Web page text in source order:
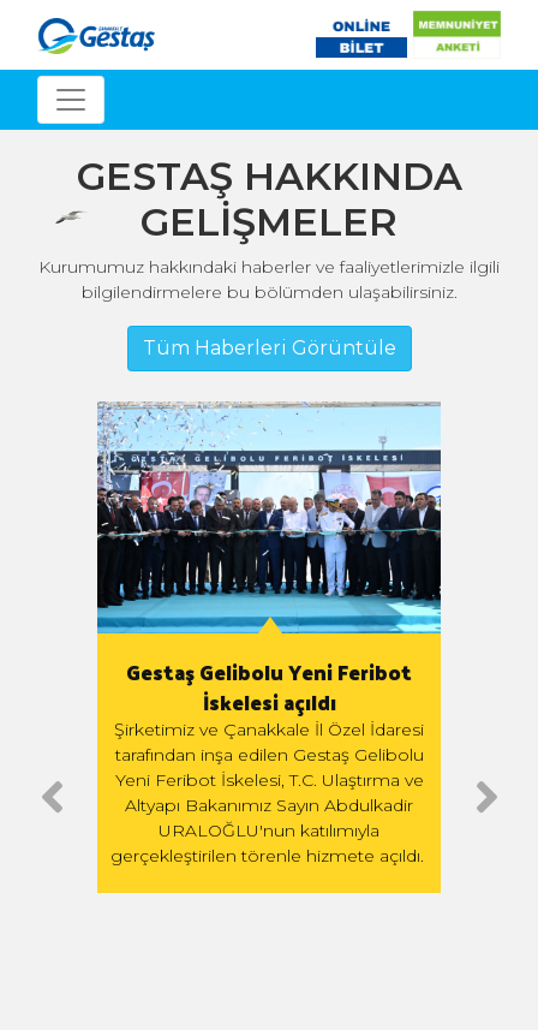
GESTAŞ HAKKINDA
GELİŞMELER
Kurumumuz hakkındaki haberler ve faaliyetlerimizle ilgili
bilgilendirmelere bu bölümden ulaşabilirsiniz.
Tüm Haberleri Görüntüle
Gestaş Gelibolu Yeni Feribot
İskelesi açıldı
Şirketimiz ve Çanakkale İl Özel İdaresi
tarafından inşa edilen Gestaş Gelibolu
Yeni Feribot İskelesi, T.C. Ulaştırma ve
Altyapı Bakanımız Sayın Abdulkadir
URALOĞLU'nun katılımıyla
gerçekleştirilen törenle hizmete açıldı.